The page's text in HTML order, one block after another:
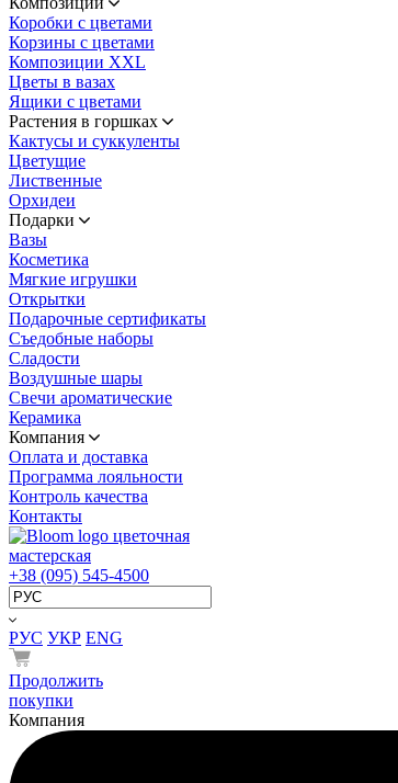
Коробки с цветами
Корзины с цветами
Композиции XXL
Цветы в вазах
Ящики с цветами
Растения в горшках
Кактусы и суккуленты
Цветущие
Лиственные
Орхидеи
Подарки
Вазы
Косметика
Мягкие игрушки
Открытки
Подарочные сертификаты
Съедобные наборы
Сладости
Воздушные шары
Свечи ароматические
Керамика
Компания
Оплата и доставка
Программа лояльности
Контроль качества
Контакты
цветочная
мастерская
+38 (095) 545-4500
РУС УКР ENG
Продолжить
покупки
Компания